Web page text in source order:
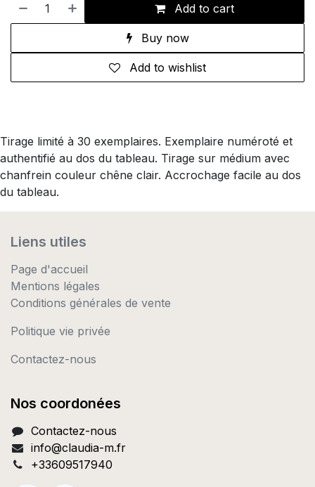
Add to cart
Buy now
Add to wishlist
Tirage limité à 30 exemplaires. Exemplaire numéroté et
authentifié au dos du tableau. Tirage sur médium avec
chanfrein couleur chêne clair. Accrochage facile au dos
du tableau.
Liens utiles
Page d'accueil
Mentions légales
Conditions générales de vente
Politique vie privée
Contactez-nous
Nos coordonées
Contactez-nous
info@claudia-m.fr
+33609517940